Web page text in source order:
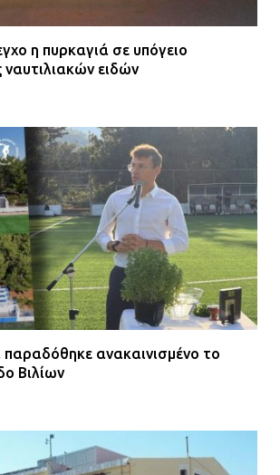
η πυρκαγιά σε υπόγειο
ειδών
παραδόθηκε ανακαινισμένο το
Βιλίων